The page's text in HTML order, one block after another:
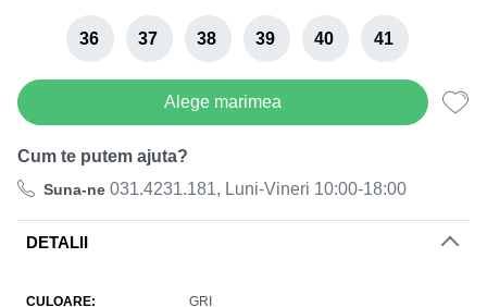
36 37 38 39 40 41
Alege marimea
Cum te putem ajuta?
Suna-ne 031.4231.181, Luni-Vineri 10:00-18:00
DETALII
CULOARE GRI